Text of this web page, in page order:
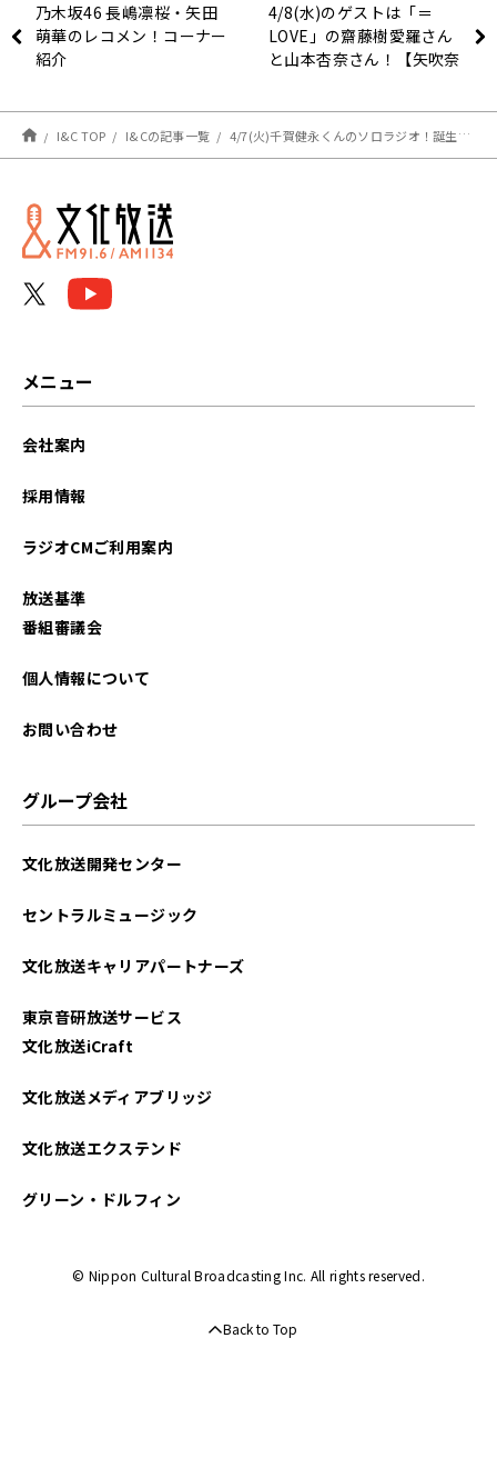
乃木坂46 長嶋凛桜・矢田
萌華のレコメン！コーナー
紹介
4/8(水)のゲストは「＝
LOVE」の齋藤樹愛羅さん
と山本杏奈さん！【矢吹奈
I&C TOP I&Cの記事一覧 4/7(火)千賀健永くんのソロラジオ！誕生日を迎えた千賀くんです！
メニュー
会社案内
採用情報
ラジオCMご利用案内
放送基準
番組審議会
個人情報について
お問い合わせ
グループ会社
文化放送開発センター
セントラルミュージック
文化放送キャリアパートナーズ
東京音研放送サービス
文化放送iCraft
文化放送メディアブリッジ
文化放送エクステンド
グリーン・ドルフィン
© Nippon Cultural Broadcasting Inc. All rights reserved.
Back to Top